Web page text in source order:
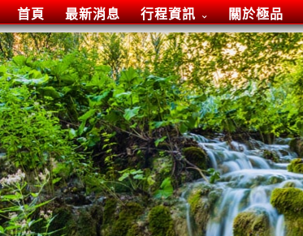
首頁 最新消息 行程資訊 關於極品